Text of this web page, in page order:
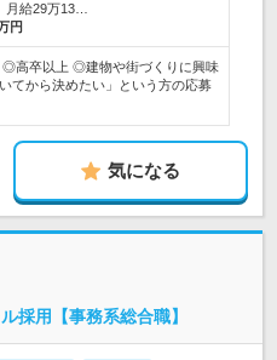
月給29万13…
円
◎高卒以上 ◎建物や街づくりに興味
てから決めたい」という方の応募
気になる
採用【事務系総合職】